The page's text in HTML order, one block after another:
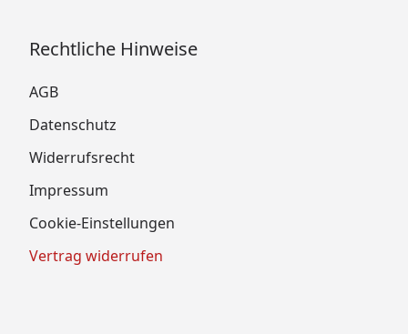
Rechtliche Hinweise
AGB
Datenschutz
Widerrufsrecht
Impressum
Cookie-Einstellungen
Vertrag widerrufen